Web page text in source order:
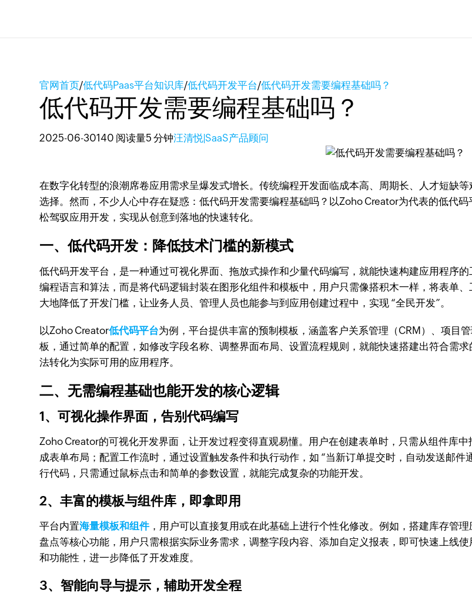
官网首页/低代码Paas平台知识库/低代码开发平台/低代码开发需要编程基础吗？
低代码开发需要编程基础吗？
2025-06-30140 阅读量5 分钟汪清悦|SaaS产品顾问
在数字化转型的浪潮席卷应用需求呈爆发式增长。传统编程开发面临成本高、周期长、人才短缺
选择。然而，不少人心中存在疑惑：低代码开发需要编程基础吗？以Zoho Creator为代表的低代
松驾驭应用开发，实现从创意到落地的快速转化。
一、低代码开发：降低技术门槛的新模式
低代码开发平台，是一种通过可视化界面、拖放式操作和少量代码编写，就能快速构建应用程序
编程语言和算法，而是将代码逻辑封装在图形化组件和模板中，用户只需像搭积木一样，将表单
大地降低了开发门槛，让业务人员、管理人员也能参与到应用创建过程中，实现 “全民开发”。
以Zoho Creator低代码平台为例，平台提供丰富的预制模板，涵盖客户关系管理（CRM）、项目
板，通过简单的配置，如修改字段名称、调整界面布局、设置流程规则，就能快速搭建出符合需
法转化为实际可用的应用程序。
二、无需编程基础也能开发的核心逻辑
1、可视化操作界面，告别代码编写
Zoho Creator的可视化开发界面，让开发过程变得直观易懂。用户在创建表单时，只需从组件库
成表单布局；配置工作流时，通过设置触发条件和执行动作，如 “当新订单提交时，自动发送邮
行代码，只需通过鼠标点击和简单的参数设置，就能完成复杂的功能开发。
2、丰富的模板与组件库，即拿即用
平台内置海量模板和组件，用户可以直接复用或在此基础上进行个性化修改。例如，搭建库存管
盘点等核心功能，用户只需根据实际业务需求，调整字段内容、添加自定义报表，即可快速上线
和功能性，进一步降低了开发难度。
3、智能向导与提示，辅助开发全程